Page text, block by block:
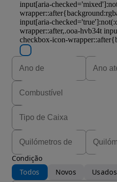
Condição
Todos
Novos Usados